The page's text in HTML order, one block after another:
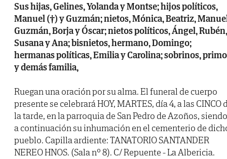
Sus hijas, Gelines, Yolanda y Montse; hijos políticos,
Manuel (†) y Guzmán; nietos, Mónica, Beatriz,
Guzmán, Borja y Óscar; nietos políticos, Ángel, Rubén,
Susana y Ana; bisnietos, hermano, Domingo;
hermanas políticas, Emilia y Carolina; sobrinos,
y demás familia,
Ruegan una oración por su alma. El funeral de cuerpo
presente se celebrará HOY, MARTES, día 4, a las CINCO
la tarde, en la parroquia de San Pedro de Azoños, siendo
a continuación su inhumación en el cementerio de
pueblo. Capilla ardiente: TANATORIO SANTANDER
NEREO HNOS. (Sala nº 8). C/ Repuente - La Albericia.